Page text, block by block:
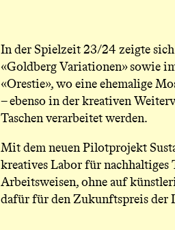
In der Spielzeit 23/24 zeigte
«Goldberg Variationen» sowie
«Orestie», wo eine ehemalige
– ebenso in der kreativen
Taschen verarbeitet werden.
Mit dem neuen Pilotprojekt
kreatives Labor für nachhaltiges
Arbeitsweisen, ohne auf
dafür für den Zukunftspreis der